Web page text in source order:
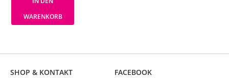
WARENKORB
SHOP & KONTAKT FACEBOOK